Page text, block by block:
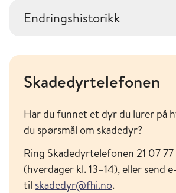
Endringshistorikk
Skadedyrtelefonen
Har du funnet et dyr du lurer på
du spørsmål om skadedyr?
Ring Skadedyrtelefonen 21 07
(hverdager kl. 13–14), eller send
til skadedyr@fhi.no.